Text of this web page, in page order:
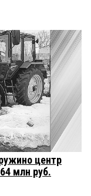
центр
млн руб.